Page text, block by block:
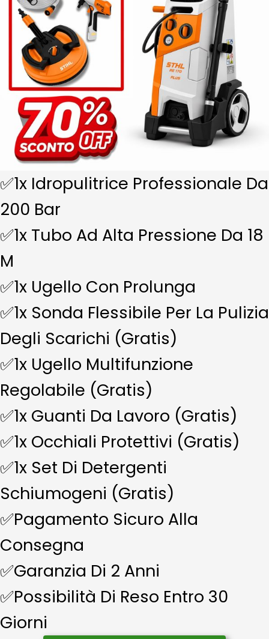
✅1x Idropulitrice Professionale Da
200 Bar
✅1x Tubo Ad Alta Pressione Da 18
M
✅1x Ugello Con Prolunga
✅1x Sonda Flessibile Per La Pulizia
Degli Scarichi (Gratis)
✅1x Ugello Multifunzione
Regolabile (Gratis)
✅1x Guanti Da Lavoro (Gratis)
✅1x Occhiali Protettivi (Gratis)
✅1x Set Di Detergenti
Schiumogeni (Gratis)
✅Pagamento Sicuro Alla
Consegna
✅Garanzia Di 2 Anni
✅Possibilità Di Reso Entro 30
Giorni